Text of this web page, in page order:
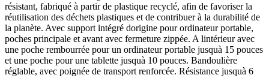
résistant, fabriqué à partir de plastique recyclé, afin de favoriser la
réutilisation des déchets plastiques et de contribuer à la durabilité de
la planète. Avec support intégré dorigine pour ordinateur portable,
poches principale et avant avec fermeture zippée. A lintérieur avec
une poche rembourrée pour un ordinateur portable jusquà 15 pouces
et une poche pour une tablette jusquà 10 pouces. Bandoulière
réglable, avec poignée de transport renforcée. Résistance jusquà 6